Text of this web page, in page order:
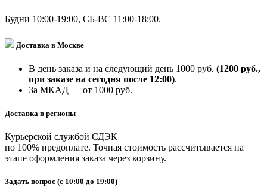
Будни 10:00-19:00, СБ-ВС 11:00-18:00.
Доставка в Москве
В день заказа и на следующий день 1000 руб. (1200 руб.,
при заказе на сегодня после 12:00).
За МКАД — от 1000 руб.
Доставка в регионы
Курьерской службой СДЭК
по 100% предоплате. Точная стоимость рассчитывается на
этапе оформления заказа через корзину.
Задать вопрос (с 10:00 до 19:00)